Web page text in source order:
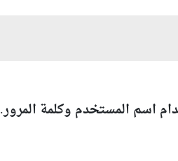
اسم المستخدم وكلمة المرور.